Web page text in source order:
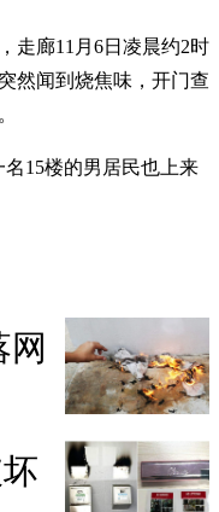
走廊11月6日凌晨约2时
然闻到烧焦味，开门查
15楼的男居民也上来